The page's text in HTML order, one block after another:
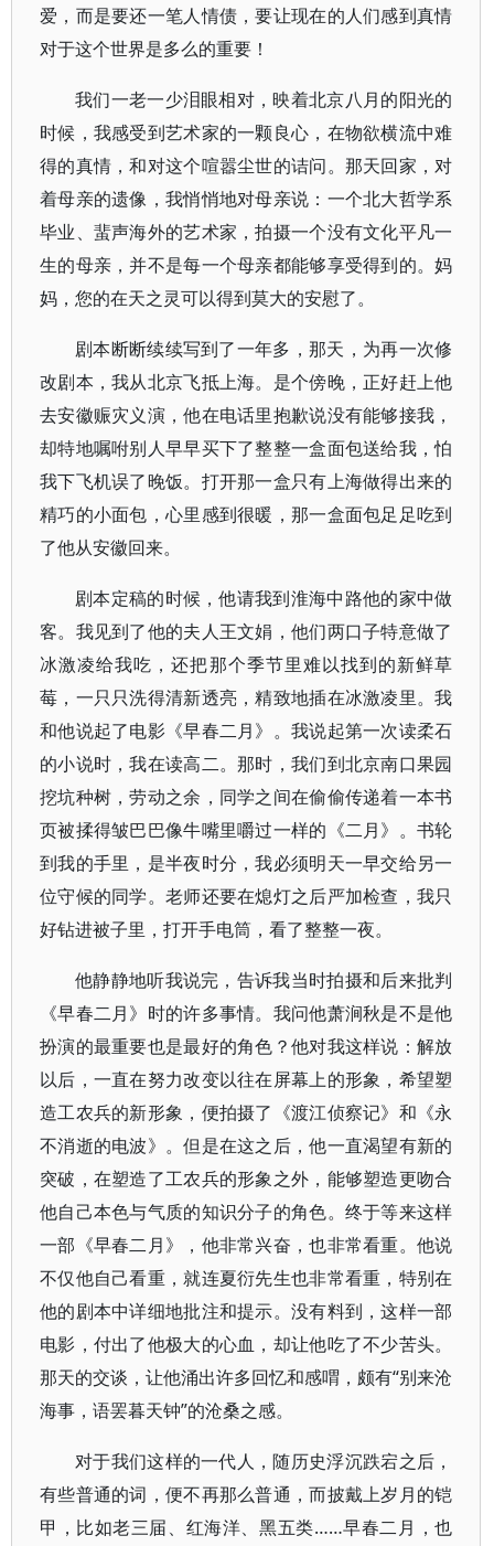
爱，而是要还一笔人情债，要让现在的人们感到真情
对于这个世界是多么的重要！
我们一老一少泪眼相对，映着北京八月的阳光的
时候，我感受到艺术家的一颗良心，在物欲横流中难
得的真情，和对这个喧嚣尘世的诘问。那天回家，对
着母亲的遗像，我悄悄地对母亲说：一个北大哲学系
毕业、蜚声海外的艺术家，拍摄一个没有文化平凡一
生的母亲，并不是每一个母亲都能够享受得到的。妈
妈，您的在天之灵可以得到莫大的安慰了。
剧本断断续续写到了一年多，那天，为再一次修
改剧本，我从北京飞抵上海。是个傍晚，正好赶上他
去安徽赈灾义演，他在电话里抱歉说没有能够接我，
却特地嘱咐别人早早买下了整整一盒面包送给我，怕
我下飞机误了晚饭。打开那一盒只有上海做得出来的
精巧的小面包，心里感到很暖，那一盒面包足足吃到
了他从安徽回来。
剧本定稿的时候，他请我到淮海中路他的家中做
客。我见到了他的夫人王文娟，他们两口子特意做了
冰激凌给我吃，还把那个季节里难以找到的新鲜草
莓，一只只洗得清新透亮，精致地插在冰激凌里。我
和他说起了电影《早春二月》。我说起第一次读柔石
的小说时，我在读高二。那时，我们到北京南口果园
挖坑种树，劳动之余，同学之间在偷偷传递着一本书
页被揉得皱巴巴像牛嘴里嚼过一样的《二月》。书轮
到我的手里，是半夜时分，我必须明天一早交给另一
位守候的同学。老师还要在熄灯之后严加检查，我只
好钻进被子里，打开手电筒，看了整整一夜。
他静静地听我说完，告诉我当时拍摄和后来批判
《早春二月》时的许多事情。我问他萧涧秋是不是他
扮演的最重要也是最好的角色？他对我这样说：解放
以后，一直在努力改变以往在屏幕上的形象，希望塑
造工农兵的新形象，便拍摄了《渡江侦察记》和《永
不消逝的电波》。但是在这之后，他一直渴望有新的
突破，在塑造了工农兵的形象之外，能够塑造更吻合
他自己本色与气质的知识分子的角色。终于等来这样
一部《早春二月》，他非常兴奋，也非常看重。他说
不仅他自己看重，就连夏衍先生也非常看重，特别在
他的剧本中详细地批注和提示。没有料到，这样一部
电影，付出了他极大的心血，却让他吃了不少苦头。
那天的交谈，让他涌出许多回忆和感喟，颇有“别来沧
海事，语罢暮天钟”的沧桑之感。
对于我们这样的一代人，随历史浮沉跌宕之后，
有些普通的词，便不再那么普通，而披戴上岁月的铠
甲，比如老三届、红海洋、黑五类……早春二月，也